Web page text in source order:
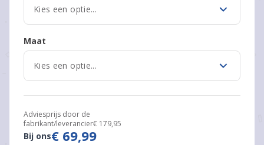
Maat
Adviesprijs door de
fabrikant/leverancier€ 179,95
Bij ons€ 69,99